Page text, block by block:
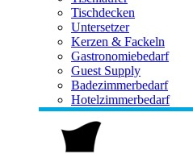
Tischdecken
Untersetzer
Kerzen & Fackeln
Gastronomiebedarf
Guest Supply
Badezimmerbedarf
Hotelzimmerbedarf